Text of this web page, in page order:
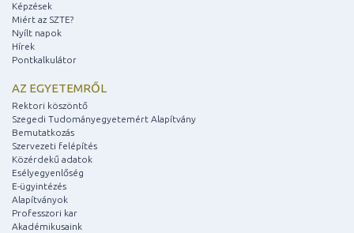
Képzések
Miért az SZTE?
Nyílt napok
Hírek
Pontkalkulátor
AZ EGYETEMRŐL
Rektori köszöntő
Szegedi Tudományegyetemért Alapítvány
Bemutatkozás
Szervezeti felépítés
Közérdekű adatok
Esélyegyenlőség
E-ügyintézés
Alapítványok
Professzori kar
Akadémikusaink